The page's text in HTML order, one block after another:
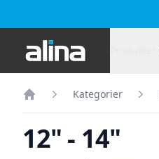
Alina.se
Hem
Kategorier
12" - 14"